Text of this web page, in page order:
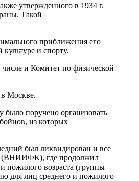
утвержденного в 1934 г.
Такой
приближения его
и спорту.
и Комитет по физической
в Москве.
поручено организовать
бойцов, из которых
был ликвидирован и все
(ВНИИФК), где продолжил
пожилого возраста (группы
для лиц среднего и пожилого